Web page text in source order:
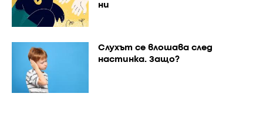
ни
Слухът се влошава след
настинка. Защо?